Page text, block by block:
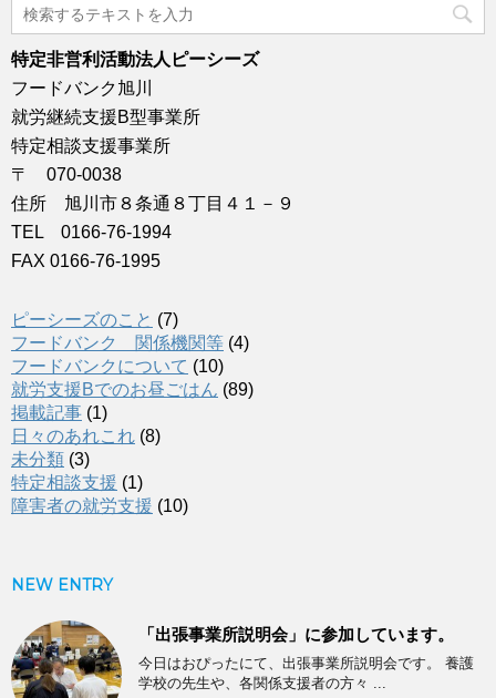
特定非営利活動法人ピーシーズ
フードバンク旭川
就労継続支援B型事業所
特定相談支援事業所
〒 070-0038
住所 旭川市８条通８丁目４１－９
TEL 0166-76-1994
FAX 0166-76-1995
ピーシーズのこと (7)
フードバンク 関係機関等 (4)
フードバンクについて (10)
就労支援Bでのお昼ごはん (89)
掲載記事 (1)
日々のあれこれ (8)
未分類 (3)
特定相談支援 (1)
障害者の就労支援 (10)
NEW ENTRY
「出張事業所説明会」に参加しています。
今日はおぴったにて、出張事業所説明会です。 養護
学校の先生や、各関係支援者の方々 ...